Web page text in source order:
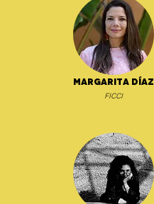
Margarita Díaz
FICCI